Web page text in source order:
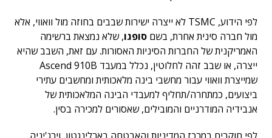
לפי הידוע, TSMC לא ייצרה ישירות שבבים בחוזה מול וואווי, אלא
מול חברה סינית אחרת, בשם סופגו, שלא נמצאת ברשימה
האמריקנית של החברות הסיניות האסורות. עם זאת, השבב שהיא
ייצרה, או שבב זהה לחלוטין, נכלל במעבד Ascend 910B
שמייצרת וואווי עבור מחשבי בינה מלאכותית ומחשבים עתירי
ביצועים, כמתחרה/תחליף למעבדי הבינה המלאכותית של
אנבידיה המודרניים והמובילים, שאסורים למכירה בסין.